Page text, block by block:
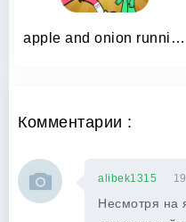
apple and onion running game
Комментарии :
alibek1315
Несмотря на